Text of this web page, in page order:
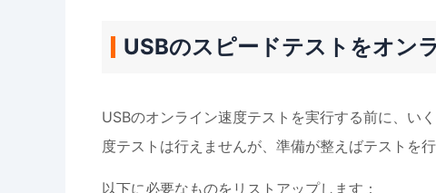
USBのスピードテストをオン
USBのオンライン速度テストを実行する前に、い
度テストは行えませんが、準備が整えばテストを
以下に必要なものをリストアップします：